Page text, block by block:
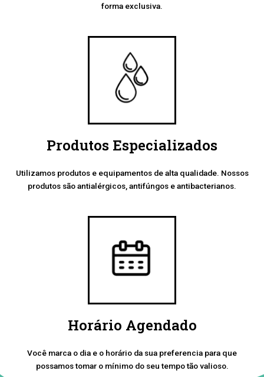
forma exclusiva.
Produtos Especializados
Utilizamos produtos e equipamentos de alta qualidade. Nossos
produtos são antialérgicos, antifúngos e antibacterianos.
Horário Agendado
Você marca o dia e o horário da sua preferencia para que
possamos tomar o mínimo do seu tempo tão valioso.